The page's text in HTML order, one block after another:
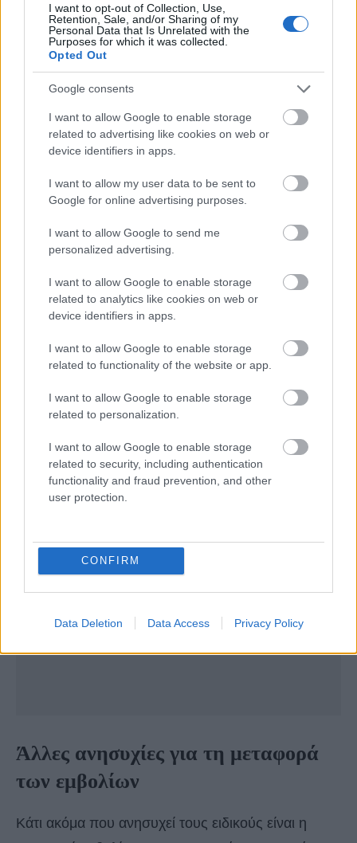
I want to opt-out of Collection, Use,
Retention, Sale, and/or Sharing of my
Personal Data that Is Unrelated with the
Purposes for which it was collected.
Opted Out
Google consents
I want to allow Google to enable storage
related to advertising like cookies on web or
device identifiers in apps.
I want to allow my user data to be sent to
Google for online advertising purposes.
I want to allow Google to send me
personalized advertising.
I want to allow Google to enable storage
related to analytics like cookies on web or
device identifiers in apps.
I want to allow Google to enable storage
related to functionality of the website or app.
I want to allow Google to enable storage
related to personalization.
I want to allow Google to enable storage
related to security, including authentication
functionality and fraud prevention, and other
user protection.
CONFIRM
Data Deletion Data Access Privacy Policy
Τι προβληματίζει τους ειδικούς
Ωστόσο, αυτό που προβληματίζει τους φορείς
περισσότερο δεν είναι τόσο η μεταφορά των
συμβαίνει γιατί δε θεωρείται ότι όλα τα αεροπλάνα
μεταφορά εμβολίων.Σύμφωνα με τους
θερμοκρασίας2-8 βαθμών Κελσίουγια τη
μεταφορά φαρμάκων, ενώ ορισμένα εμβόλια
ενδέχεται να απαιτούν ακόμη χαμηλότερες
θερμοκρασίες. Το γεγονός αυτό και μόνο
αναμένεται να αποκλείσει αρκετά αεροσκάφη.
Άλλες ανησυχίες για τη μεταφορά
των εμβολίων
Κάτι ακόμα που ανησυχεί τους ειδικούς είναι η